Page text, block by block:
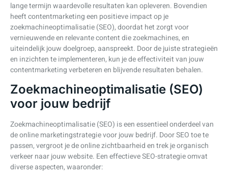
lange termijn waardevolle resultaten kan opleveren. Bovendien
heeft contentmarketing een positieve impact op je
zoekmachineoptimalisatie (SEO), doordat het zorgt voor
vernieuwende en relevante content die zoekmachines, en
uiteindelijk jouw doelgroep, aanspreekt. Door de juiste strategieën
en inzichten te implementeren, kun je de effectiviteit van jouw
contentmarketing verbeteren en blijvende resultaten behalen.
Zoekmachineoptimalisatie (SEO)
voor jouw bedrijf
Zoekmachineoptimalisatie (SEO) is een essentieel onderdeel van
de online marketingstrategie voor jouw bedrijf. Door SEO toe te
passen, vergroot je de online zichtbaarheid en trek je organisch
verkeer naar jouw website. Een effectieve SEO-strategie omvat
diverse aspecten, waaronder: